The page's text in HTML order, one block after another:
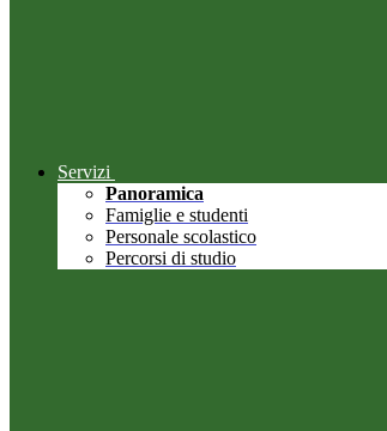
Servizi
Panoramica
Famiglie e studenti
Personale scolastico
Percorsi di studio